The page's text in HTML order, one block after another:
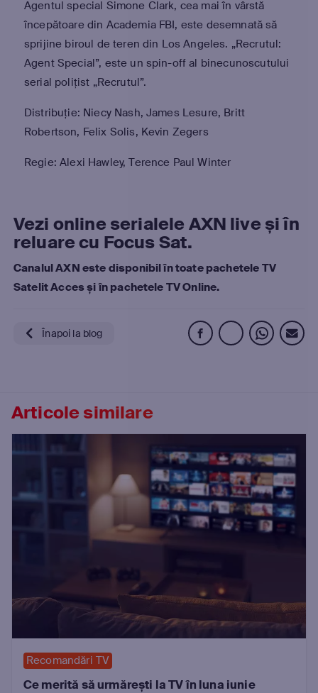
Agentul special Simone Clark, cea mai în vârstă
începătoare din Academia FBI, este desemnată să
sprijine biroul de teren din Los Angeles. „Recrutul:
Agent Special”, este un spin-off al binecunoscutului
serial polițist „Recrutul”.
Distribuție: Niecy Nash, James Lesure, Britt
Robertson, Felix Solis, Kevin Zegers
Regie: Alexi Hawley, Terence Paul Winter
Vezi online serialele AXN live și în
reluare cu Focus Sat.
Canalul AXN este disponibil în toate pachetele TV
Satelit Acces și în pachetele TV Online.
Înapoi la blog
Articole similare
Recomandări TV
Ce merită să urmărești la TV în luna iunie